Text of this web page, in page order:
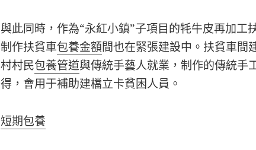
與此同時，作為“永紅小鎮”子項目的牦牛皮再加工
制作扶貧車包養金額間也在緊張建設中。扶貧車間
村村民包養管道與傳統手藝人就業，制作的傳統手
得，會用于補助建檔立卡貧困人員。
短期包養